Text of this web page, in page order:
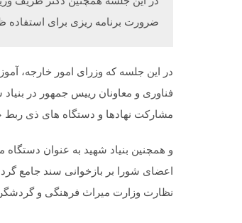
ضرورت برنامه ریزی برای استفاده
در این جلسه که وزرای امور خارجه،
فناوری و معاونان رییس جمهور در
مشارکت نهادها و دستگاه های ذی ربط
و همچنین بنیاد شهید به عنوان
اعضای شورا بر بازخوانی سند جامع
نظارت وزارت میراث فرهنگی و